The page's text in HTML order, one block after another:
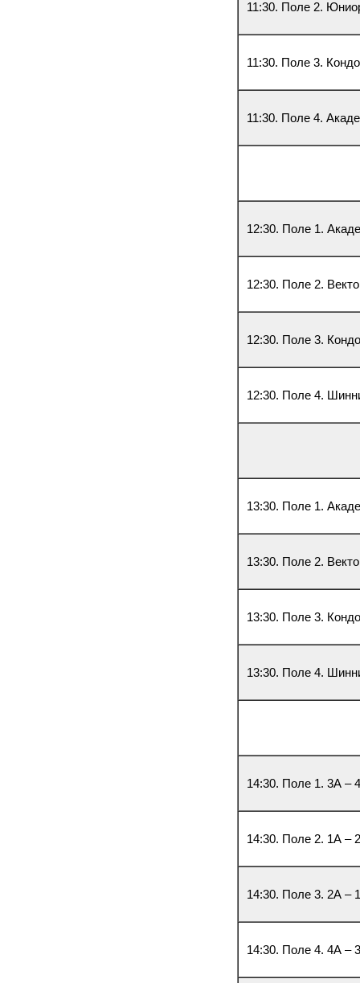
11:30. Поле 2.
11:30. Поле 3.
11:30. Поле 4.
12:30. Поле 1.
12:30. Поле 2.
12:30. Поле 3.
12:30. Поле 4.
13:30. Поле 1.
13:30. Поле 2.
13:30. Поле 3.
13:30. Поле 4.
14:30. Поле 1. 3А –
14:30. Поле 2. 1А –
14:30. Поле 3. 2А –
14:30. Поле 4. 4А –